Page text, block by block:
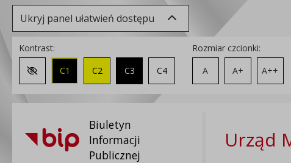
Ukryj panel ułatwień dostępu
Kontrast:
Zmień kontrast na domyślny
C1 C2 C3 C4
Rozmiar czcionki:
A
A+ A++
Biuletyn
Informacji
Publicznej
Urząd